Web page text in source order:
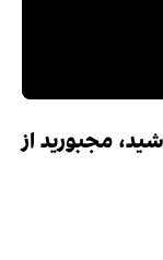
مجبورید از